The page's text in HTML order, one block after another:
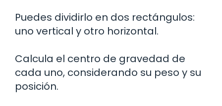
Puedes dividirlo en dos rectángulos:
uno vertical y otro horizontal.
Calcula el centro de gravedad de
cada uno, considerando su peso y su
posición.